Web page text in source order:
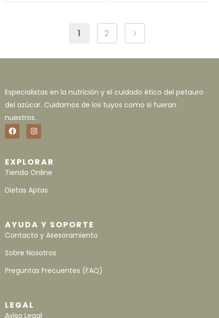
1 2
Especialistas en la nutrición y el cuidado ético del petauro
del azúcar. Cuidamos de los tuyos como si fueran
nuestros.
EXPLORAR
Tienda Online
Dietas Aptas
AYUDA Y SOPORTE
Contacto y Asesoramiento
Sobre Nosotros
Preguntas Frecuentes (FAQ)
LEGAL
Aviso Legal